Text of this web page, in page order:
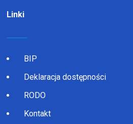
Linki
BIP
Deklaracja dostępności
RODO
Kontakt